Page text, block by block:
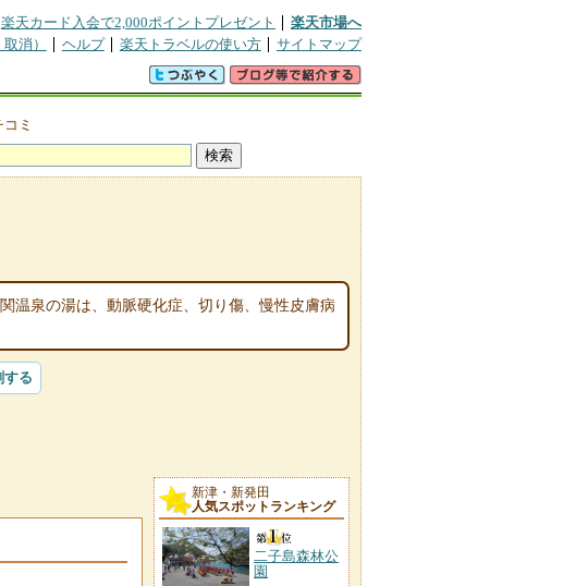
楽天カード入会で2,000ポイントプレゼント
楽天市場へ
消） ヘルプ 楽天トラベルの使い方 サイトマップ
ミ
温泉の湯は、動脈硬化症、切り傷、慢性皮膚病
する
新津・新発田
人気スポットランキング
二子島森林公
園